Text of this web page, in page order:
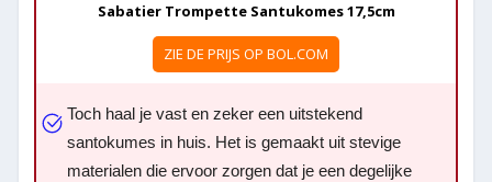
Sabatier Trompette Santukomes 17,5cm
ZIE DE PRIJS OP BOL.COM
Toch haal je vast en zeker een uitstekend
santokumes in huis. Het is gemaakt uit stevige
materialen die ervoor zorgen dat je een degelijke